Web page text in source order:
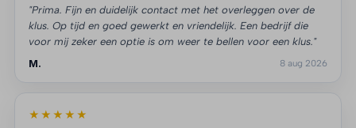
"Prima. Fijn en duidelijk contact met het overleggen over de
klus. Op tijd en goed gewerkt en vriendelijk. Een bedrijf die
voor mij zeker een optie is om weer te bellen voor een klus."
M.
8 aug 2026
★★★★★